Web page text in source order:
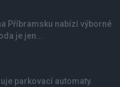
Příbramsku nabízí výborné
je jen...
parkovací automaty.